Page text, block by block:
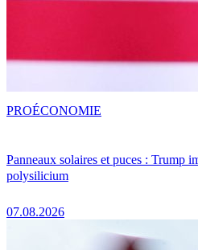
Panneaux solaires et puces : Trump
polysilicium
07.08.2026
PROÉCONOMIE